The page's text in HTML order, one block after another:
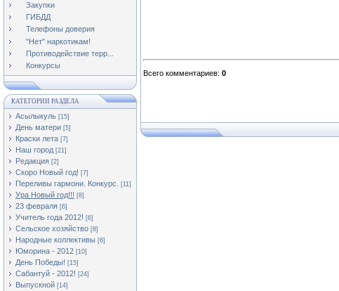
Закупки
ГИБДД
Телефоны доверия
"Нет" наркотикам!
Противодействие терр...
Конкурсы
КАТЕГОРИИ РАЗДЕЛА
Асылыкуль [15]
День матери [5]
Краски лета [7]
Наш город [21]
Редакция [2]
Скоро Новый год! [7]
Переливы гармони. Конкурс. [11]
Ура Новый год!!! [8]
23 февраля [6]
Учитель года 2012! [6]
Сельское хозяйство [8]
Народные коллективы [6]
Юморина - 2012 [10]
День Победы! [15]
Сабантуй - 2012! [24]
Выпускной [14]
Всего комментариев: 0